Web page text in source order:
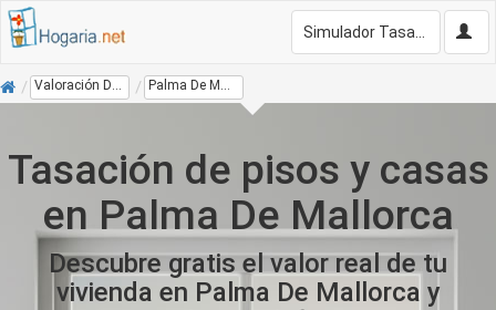
Inicio
Tasación de pisos y casas
en Palma De Mallorca
Descubre gratis el valor real de tu
vivienda en Palma De Mallorca y